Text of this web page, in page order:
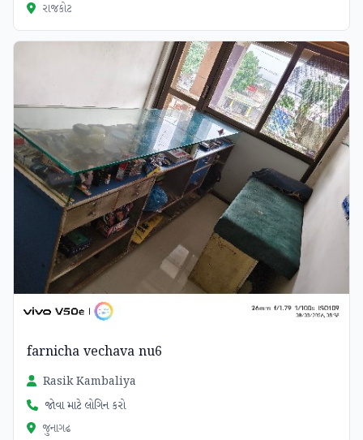
રાજકોટ
farnicha vechava nu6
Rasik Kambaliya
જોવા માટે લોગિન કરો
જુનાગઢ